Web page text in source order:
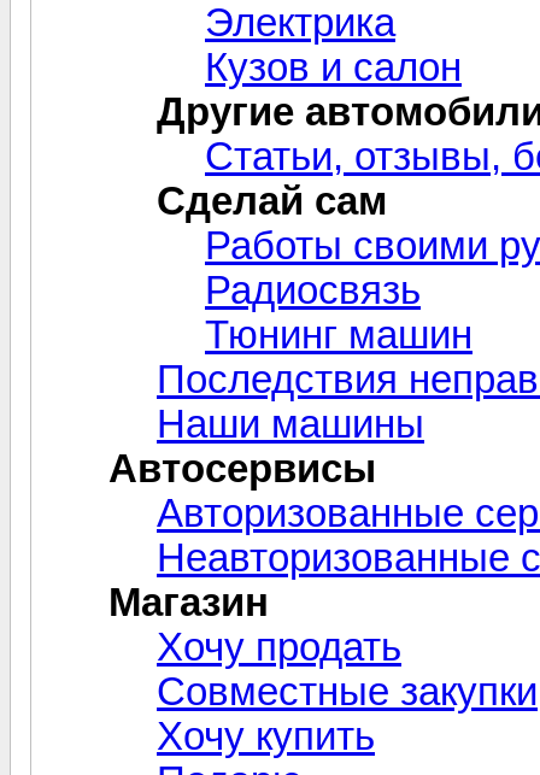
Электрика
Кузов и салон
Другие
Статьи, отзывы,
Сделай сам
Работы своими
Радиосвязь
Тюнинг машин
Последствия
Наши машины
Автосервисы
Авторизованные
Неавторизованные
Магазин
Хочу продать
Совместные закупки
Хочу купить